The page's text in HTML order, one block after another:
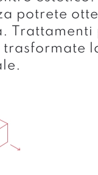
potrete